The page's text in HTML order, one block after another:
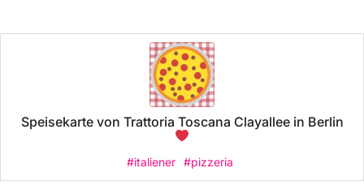
Speisekarte von Trattoria Toscana Clayallee in Berlin
#italiener #pizzeria